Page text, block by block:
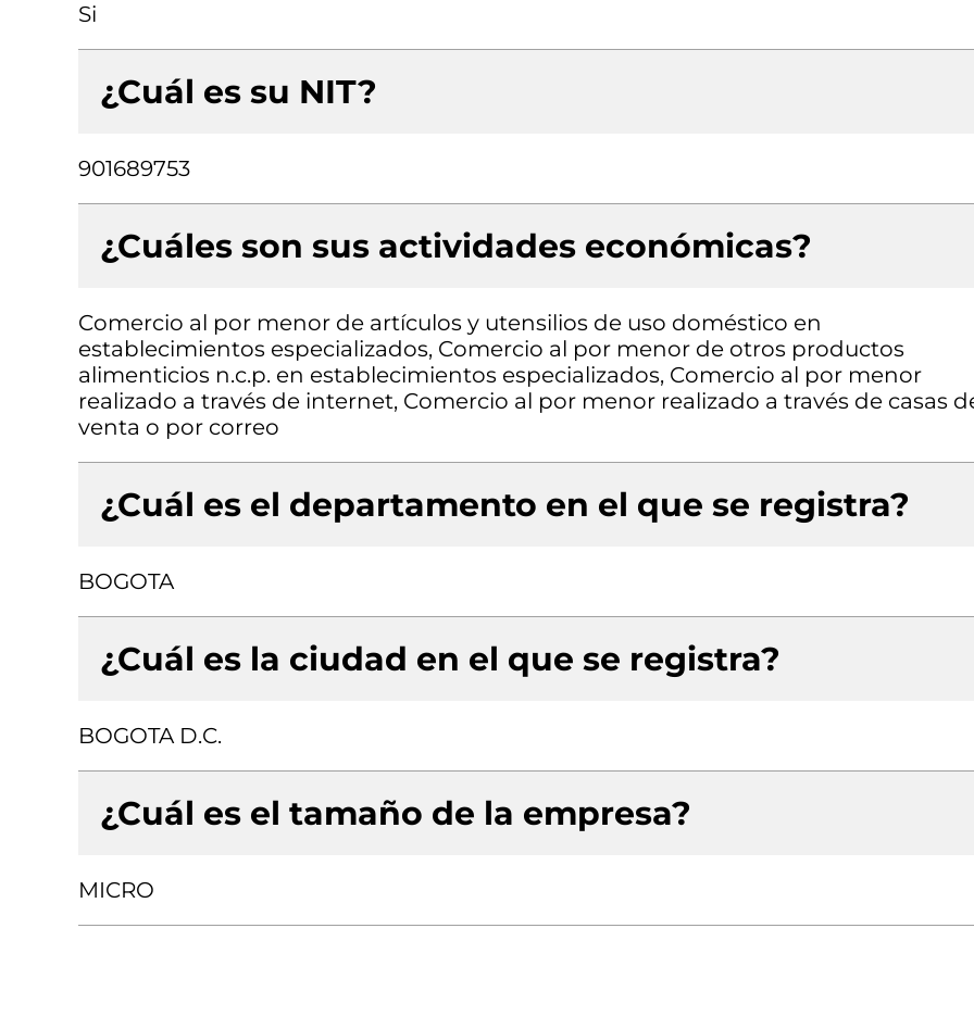
Si
¿Cuál es su NIT?
901689753
¿Cuáles son sus actividades económicas?
Comercio al por menor de artículos y utensilios de uso doméstico en
establecimientos especializados, Comercio al por menor de otros productos
alimenticios n.c.p. en establecimientos especializados, Comercio al por menor
realizado a través de internet, Comercio al por menor realizado a través de casas
venta o por correo
¿Cuál es el departamento en el que se registra?
BOGOTA
¿Cuál es la ciudad en el que se registra?
BOGOTA D.C.
¿Cuál es el tamaño de la empresa?
MICRO